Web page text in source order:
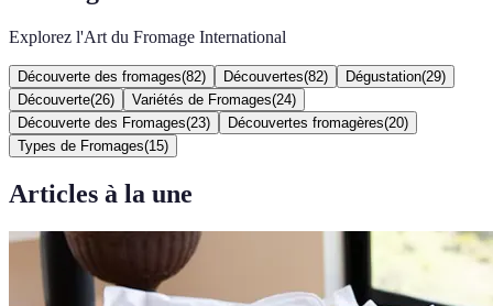
Explorez l'Art du Fromage International
Découverte des fromages(82) Découvertes(82) Dégustation(29)
Découverte(26) Variétés de Fromages(24)
Découverte des Fromages(23) Découvertes fromagères(20)
Types de Fromages(15)
Articles à la une